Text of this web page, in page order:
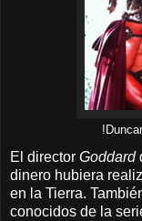
El director Goddard
dinero hubiera
en la Tierra.
conocidos de la